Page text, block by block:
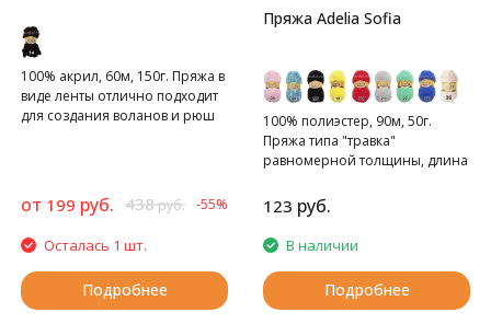
100% акрил, 60м, 150г. Пряжа в
виде ленты отлично подходит
для создания воланов и рюш
от 199 руб. 438руб. -55%
Осталась 1 шт.
Подробнее
Пряжа Adelia Sofia
100% полиэстер, 90м, 50г.
Пряжа типа "травка"
равномерной толщины, длина
123 руб.
В наличии
Подробнее